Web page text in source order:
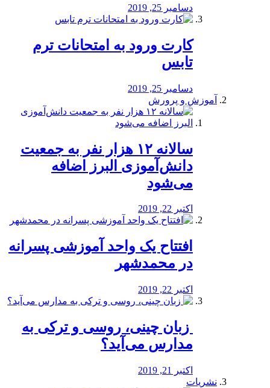
دسامبر 25, 2019
کارت ورود به امتحانات ترم
تابس
دسامبر 25, 2019
آموزش و پرورش
️سالانه ۱۲ هزار نفر به جمعیت
دانش‌آموزی البرز اضافه
می‌شود
اکتبر 22, 2019
افتتاح یک واحد آموزشی پسرانه
در محمدشهر
اکتبر 22, 2019
️ زبان چینی، روسی و ترکی به
مدارس می‌آید؟
اکتبر 21, 2019
نشریات